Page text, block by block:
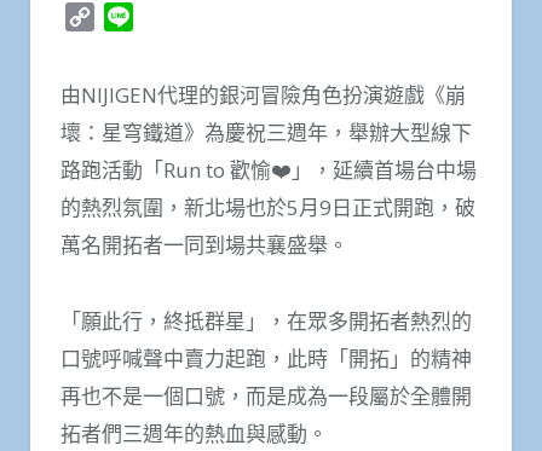
Copy
由NIJIGEN代理的銀河冒險角色扮演遊戲《崩
壞：星穹鐵道》為慶祝三週年，舉辦大型線下
路跑活動「Run to 歡愉❤️」，延續首場台中場
的熱烈氛圍，新北場也於5月9日正式開跑，破
萬名開拓者一同到場共襄盛舉。
「願此行，終抵群星」，在眾多開拓者熱烈的
口號呼喊聲中賣力起跑，此時「開拓」的精神
再也不是一個口號，而是成為一段屬於全體開
拓者們三週年的熱血與感動。